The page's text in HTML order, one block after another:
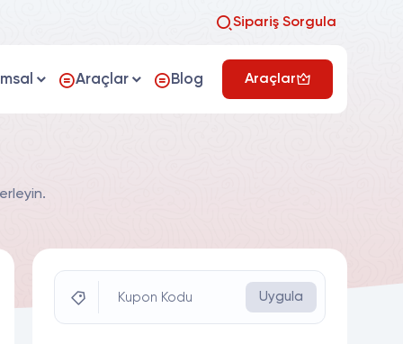
Sipariş Sorgula
Araçlar Blog Araçlar
Kupon Kodu Uygula